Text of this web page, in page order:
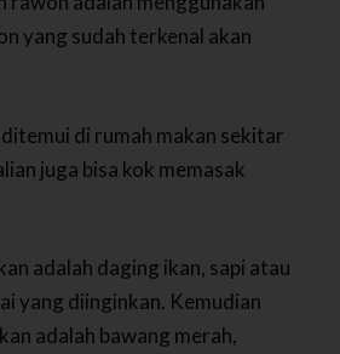
yang sudah terkenal akan
di rumah makan sekitar
juga bisa kok memasak
adalah daging ikan, sapi atau
yang diinginkan. Kemudian
adalah bawang merah,